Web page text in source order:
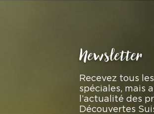
Newsletter
Recevez tous
spéciales, mais
l’actualité des
Découvertes